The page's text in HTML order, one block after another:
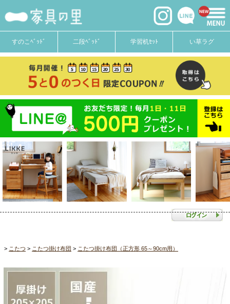
すのこﾍﾞｯﾄﾞ 二段ﾍﾞｯﾄﾞ 学習机ｾｯﾄ い草ラグ
こたつ こたつ掛け布団 こたつ掛け布団（正方形 65～90cm用）